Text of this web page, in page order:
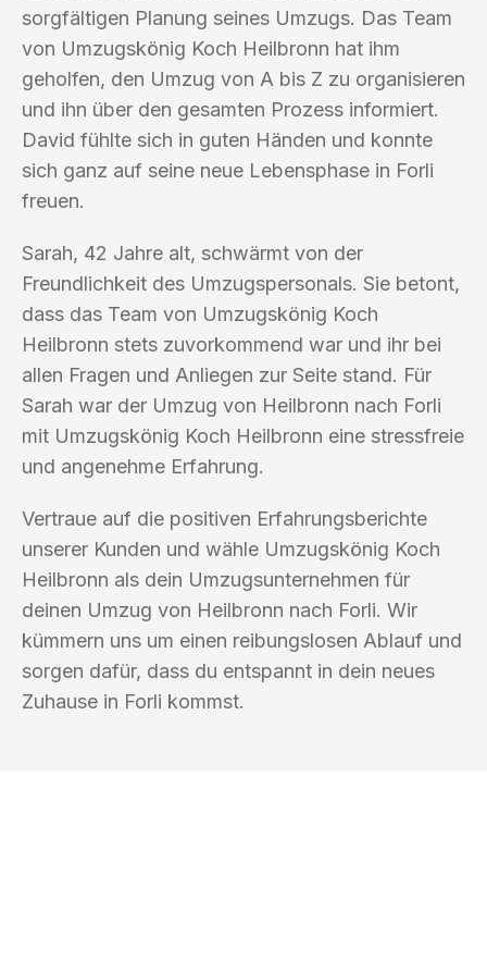
sorgfältigen Planung seines Umzugs. Das Team
von Umzugskönig Koch Heilbronn hat ihm
geholfen, den Umzug von A bis Z zu organisieren
und ihn über den gesamten Prozess informiert.
David fühlte sich in guten Händen und konnte
sich ganz auf seine neue Lebensphase in Forli
freuen.
Sarah, 42 Jahre alt, schwärmt von der
Freundlichkeit des Umzugspersonals. Sie betont,
dass das Team von Umzugskönig Koch
Heilbronn stets zuvorkommend war und ihr bei
allen Fragen und Anliegen zur Seite stand. Für
Sarah war der Umzug von Heilbronn nach Forli
mit Umzugskönig Koch Heilbronn eine stressfreie
und angenehme Erfahrung.
Vertraue auf die positiven Erfahrungsberichte
unserer Kunden und wähle Umzugskönig Koch
Heilbronn als dein Umzugsunternehmen für
deinen Umzug von Heilbronn nach Forli. Wir
kümmern uns um einen reibungslosen Ablauf und
sorgen dafür, dass du entspannt in dein neues
Zuhause in Forli kommst.